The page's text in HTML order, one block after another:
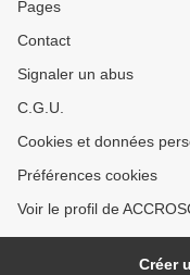
Pages
Contact
Signaler un abus
C.G.U.
Cookies et données
Préférences cookies
Voir le profil de
Créer